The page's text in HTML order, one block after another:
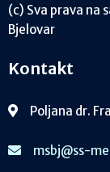
(c) Sva prava na
Bjelovar
Kontakt
Poljana dr.
msbj@ss-